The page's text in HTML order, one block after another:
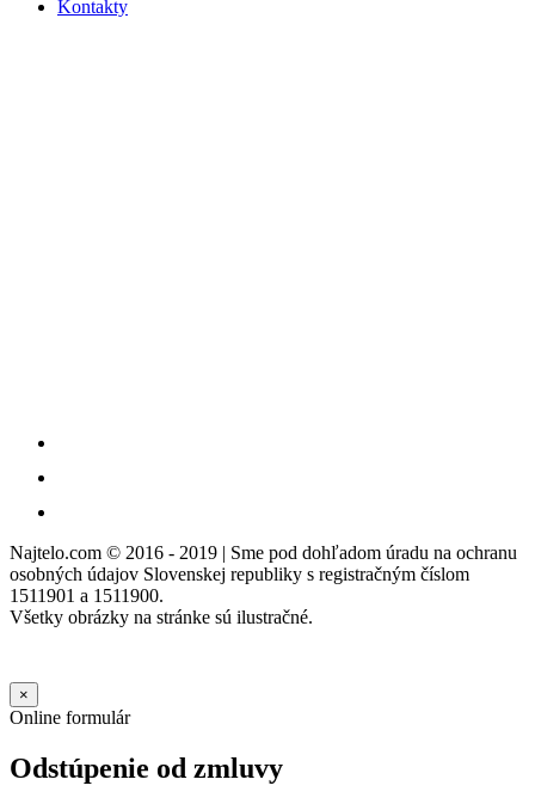
Kontakty
Najtelo.com © 2016 - 2019 | Sme pod dohľadom úradu na ochranu
osobných údajov Slovenskej republiky s registračným číslom
1511901 a 1511900.
Všetky obrázky na stránke sú ilustračné.
×
Online formulár
Odstúpenie od zmluvy